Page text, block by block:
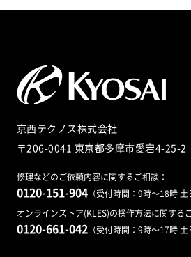
京西テクノス株式会社
〒206-0041 東京都多摩市愛宕4-25-2
修理などのご依頼内容に関するご相談：
0120-151-904 （受付時間：9時～18時 土
オンラインストア(KLES)の操作方法に関する
0120-661-042 （受付時間：9時～17時 土